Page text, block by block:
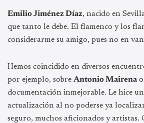
Emilio Jiménez Díaz, nacido en
que tanto le debe. El flamenco y los
considerarme su amigo, pues no en
Hemos coincidido en diversos
por ejemplo, sobre Antonio Mairena o
documentación inmejorable. Le hice
actualización al no poderse ya
seguro, muchos aficionados y